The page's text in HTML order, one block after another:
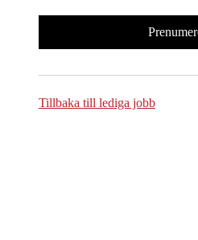
Tillbaka till lediga jobb